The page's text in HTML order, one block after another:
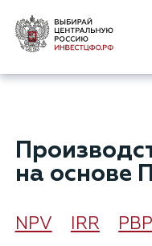
на основе
NPV IRR РВР